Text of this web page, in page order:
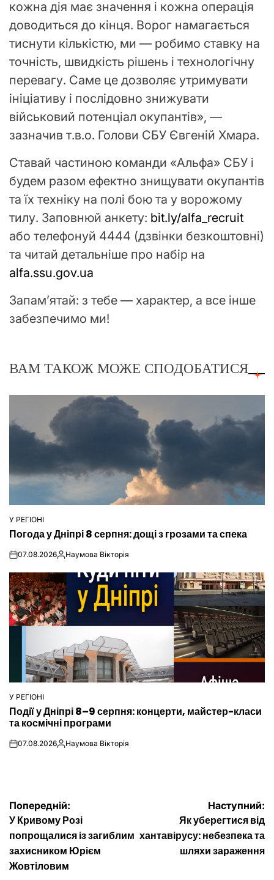
кожна дія має значення і кожна операція
доводиться до кінця. Ворог намагається
тиснути кількістю, ми — робимо ставку на
точність, швидкість рішень і технологічну
перевагу. Саме це дозволяє утримувати
ініціативу і послідовно знижувати
військовий потенціал окупантів», —
зазначив т.в.о. Голови СБУ Євгеній Хмара.
Ставай частиною команди «Альфа» СБУ і
будем разом ефектно знищувати окупантів
та їх техніку на полі бою та у ворожому
тилу. Заповнюй анкету: bit.ly/alfa_recruit
або телефонуй 4444 (дзвінки безкоштовні)
та читай детальніше про набір на
alfa.ssu.gov.ua
Запам’ятай: з тебе — характер, а все інше
забезпечимо ми!
ВАМ ТАКОЖ МОЖЕ СПОДОБАТИСЯ
ОПУБЛІКУВАТИ
У РЕГІОНІ
Погода у Дніпрі 8 серпня: дощі з грозами та спека
on07.08.2026Опубліковано
Наумова Вікторія
ОПУБЛІКУВАТИ
У РЕГІОНІ
Події у Дніпрі 8–9 серпня: концерти, майстер-класи
та космічні програми
on07.08.2026Опубліковано
Наумова Вікторія
Навігація
записів
Попередній:
У Кривому Розі
попрощалися із загиблим
захисником Юрієм
Жовтіловим
Наступний:
Як уберегтися від
хантавірусу: небезпека та
шляхи зараження